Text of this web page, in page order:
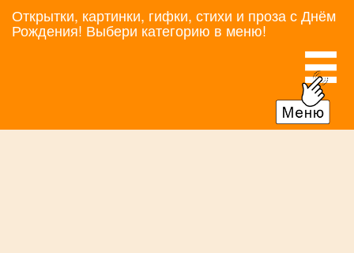
Открытки, картинки, гифки, стихи и проза с Днём
Рождения! Выбери категорию в меню!